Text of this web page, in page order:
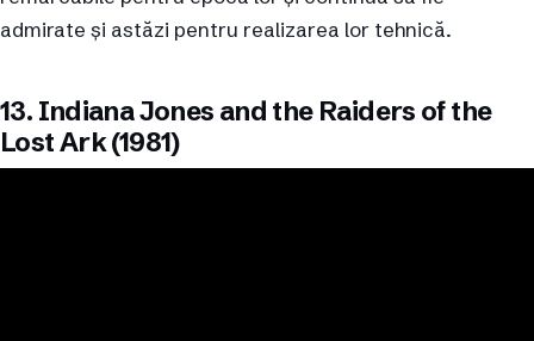
admirate și astăzi pentru realizarea lor tehnică.
13. Indiana Jones and the Raiders of the
Lost Ark (1981)